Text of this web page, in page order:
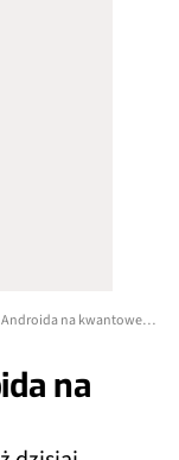
Google szykuje Androida na kwantowe zagrożenia
na